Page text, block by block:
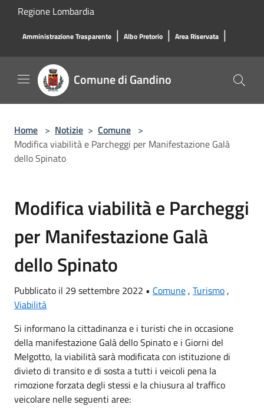
Salta al contenuto principale
Regione Lombardia
Amministrazione Trasparente | Albo Pretorio | Area Riservata |
Comune di Gandino
Home > Notizie > Comune >
Modifica viabilità e Parcheggi per Manifestazione Galà
dello Spinato
Modifica viabilità e Parcheggi
per Manifestazione Galà
dello Spinato
Pubblicato il 29 settembre 2022 • Comune, Turismo,
Viabilità
Si informano la cittadinanza e i turisti che in occasione
della manifestazione Galà dello Spinato e i Giorni del
Melgotto, la viabilità sarà modificata con istituzione di
divieto di transito e di sosta a tutti i veicoli pena la
rimozione forzata degli stessi e la chiusura al traffico
veicolare nelle seguenti aree: